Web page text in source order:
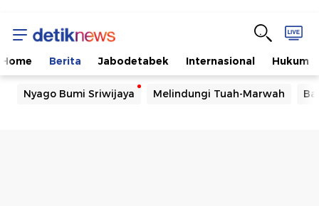
Home Berita Jabodetabek Internasional Hukum
Nyago Bumi Sriwijaya Melindungi Tuah-Marwah